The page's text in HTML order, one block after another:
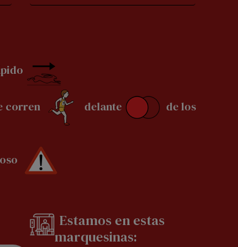
corren delante
de los
Estamos en estas
marquesinas: